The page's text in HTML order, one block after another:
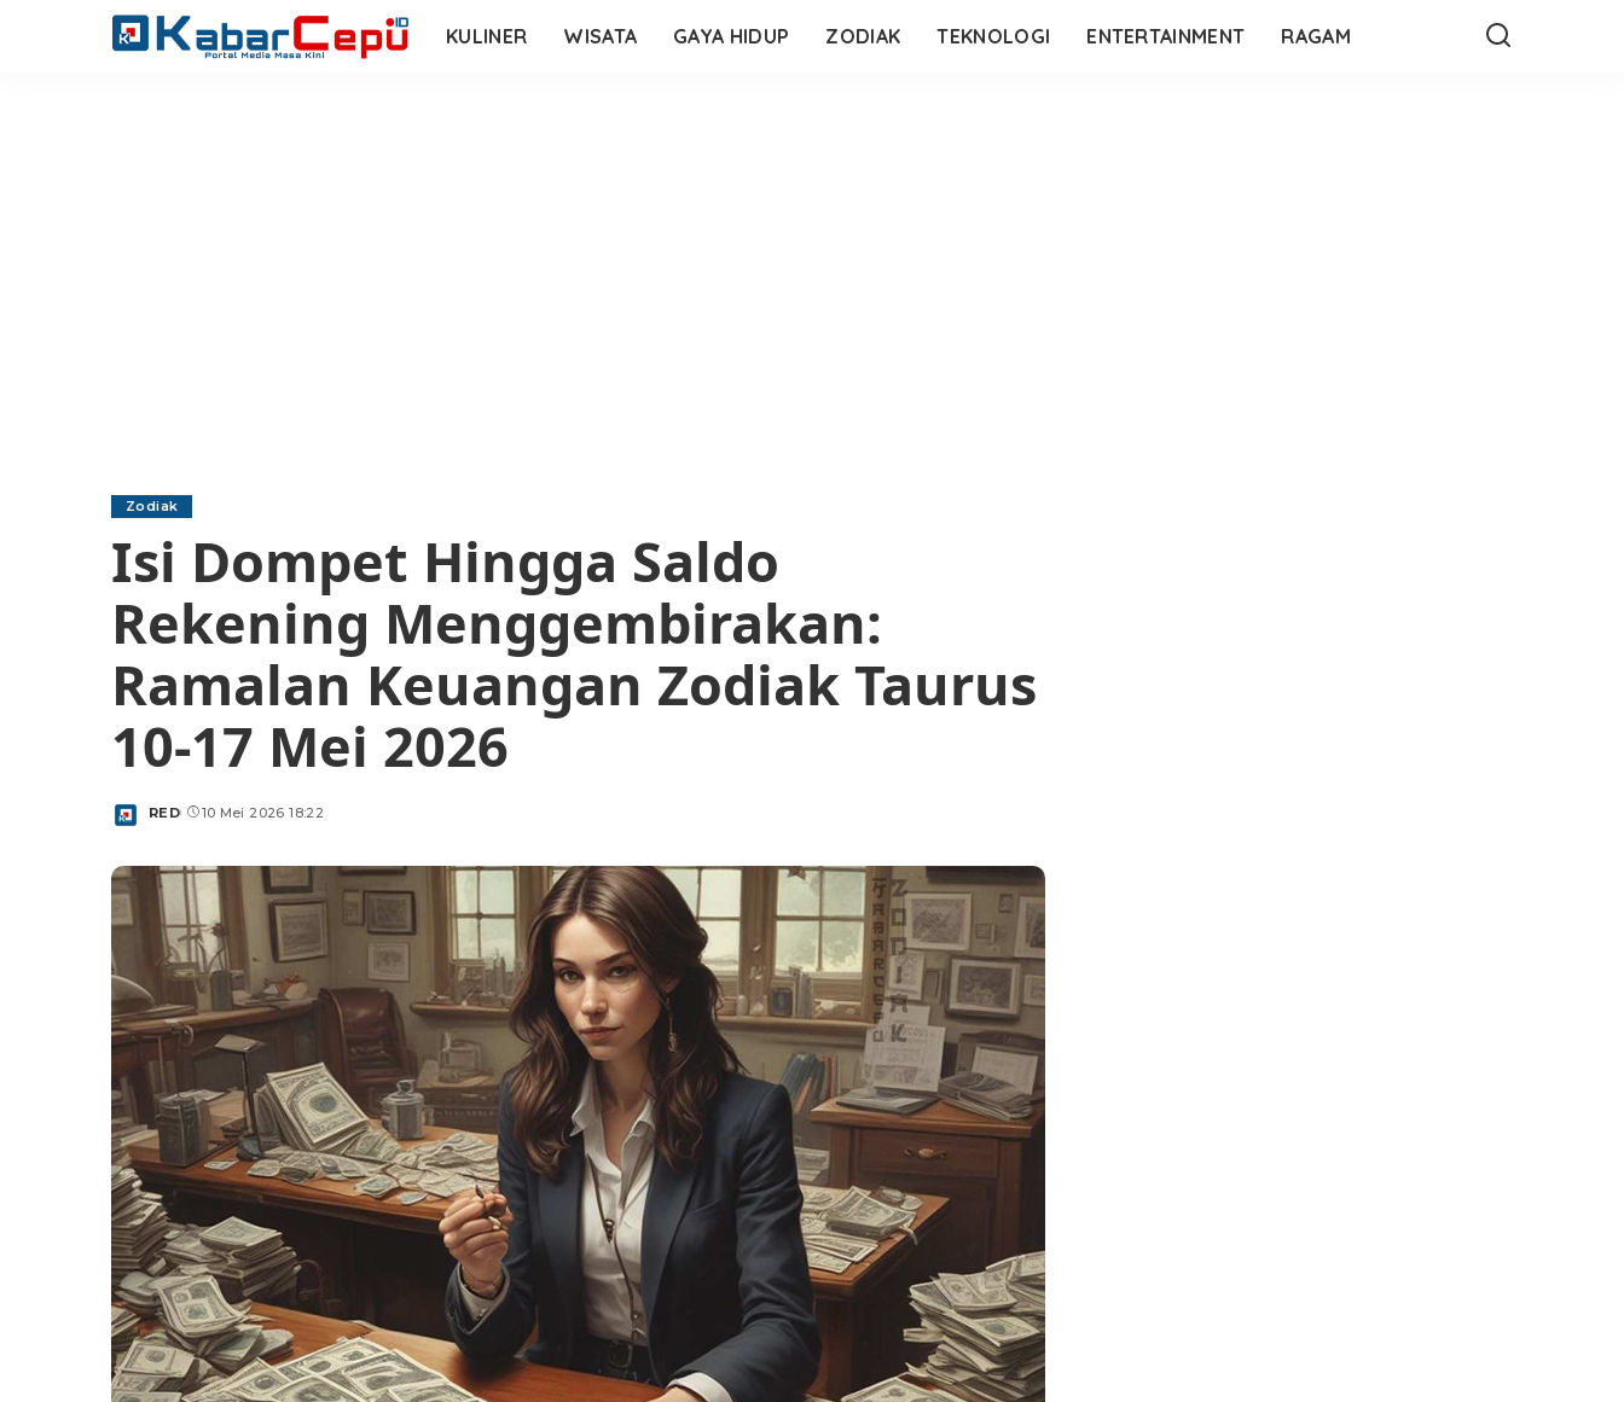
KULINER WISATA GAYA HIDUP ZODIAK TEKNOLOGI ENTERTAINMENT RAGAM
Zodiak
Isi Dompet Hingga Saldo
Rekening Menggembirakan:
Ramalan Keuangan Zodiak Taurus
10-17 Mei 2026
Posted
RED 10 Mei 2026 18:22